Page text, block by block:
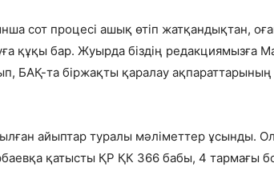
сот процесі ашық өтіп жатқандықтан,
құқы бар. Жуырда біздің редакциямызға
БАҚ-та біржақты қаралау
айыптар туралы мәліметтер ұсынды.
қатысты ҚР ҚК 366 бабы, 4 тармағы